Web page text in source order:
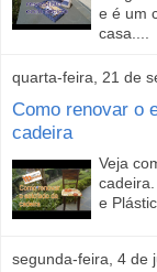
e é um
casa....
quarta-feira, 21 de
Como renovar o
cadeira
Veja
e
segunda-feira, 4 de